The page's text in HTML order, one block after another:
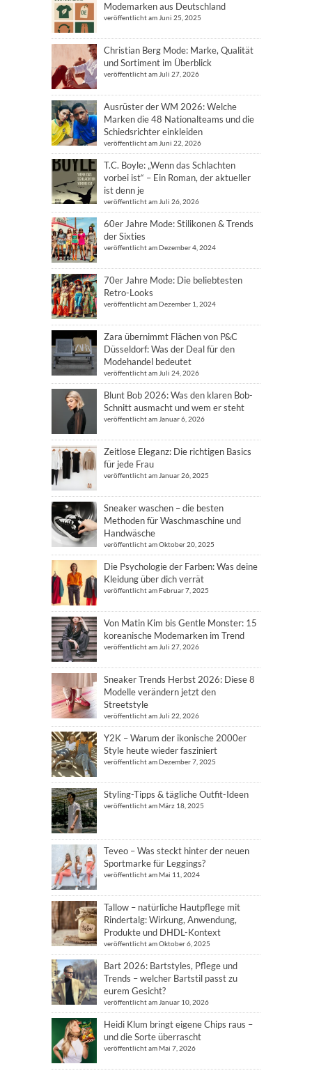
Modemarken aus Deutschland
veröffentlicht am Juni 25, 2025
Christian Berg Mode: Marke, Qualität
und Sortiment im Überblick
veröffentlicht am Juli 27, 2026
Ausrüster der WM 2026: Welche
Marken die 48 Nationalteams und die
Schiedsrichter einkleiden
veröffentlicht am Juni 22, 2026
T.C. Boyle: „Wenn das Schlachten
vorbei ist“ – Ein Roman, der aktueller
ist denn je
veröffentlicht am Juli 26, 2026
60er Jahre Mode: Stilikonen & Trends
der Sixties
veröffentlicht am Dezember 4, 2024
70er Jahre Mode: Die beliebtesten
Retro-Looks
veröffentlicht am Dezember 1, 2024
Zara übernimmt Flächen von P&C
Düsseldorf: Was der Deal für den
Modehandel bedeutet
veröffentlicht am Juli 24, 2026
Blunt Bob 2026: Was den klaren Bob-
Schnitt ausmacht und wem er steht
veröffentlicht am Januar 6, 2026
Zeitlose Eleganz: Die richtigen Basics
für jede Frau
veröffentlicht am Januar 26, 2025
Sneaker waschen – die besten
Methoden für Waschmaschine und
Handwäsche
veröffentlicht am Oktober 20, 2025
Die Psychologie der Farben: Was deine
Kleidung über dich verrät
veröffentlicht am Februar 7, 2025
Von Matin Kim bis Gentle Monster: 15
koreanische Modemarken im Trend
veröffentlicht am Juli 27, 2026
Sneaker Trends Herbst 2026: Diese 8
Modelle verändern jetzt den
Streetstyle
veröffentlicht am Juli 22, 2026
Y2K – Warum der ikonische 2000er
Style heute wieder fasziniert
veröffentlicht am Dezember 7, 2025
Styling-Tipps & tägliche Outfit-Ideen
veröffentlicht am März 18, 2025
Teveo – Was steckt hinter der neuen
Sportmarke für Leggings?
veröffentlicht am Mai 11, 2024
Tallow – natürliche Hautpflege mit
Rindertalg: Wirkung, Anwendung,
Produkte und DHDL-Kontext
veröffentlicht am Oktober 6, 2025
Bart 2026: Bartstyles, Pflege und
Trends – welcher Bartstil passt zu
eurem Gesicht?
veröffentlicht am Januar 10, 2026
Heidi Klum bringt eigene Chips raus –
und die Sorte überrascht
veröffentlicht am Mai 7, 2026